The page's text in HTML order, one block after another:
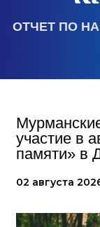
ОТЧЕТ ПО
участие в
памяти» в
02 августа